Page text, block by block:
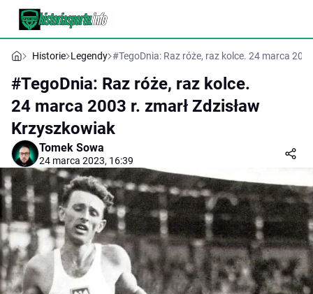
Historie Legendy #TegoDnia: Raz róże, raz kolce. 24 marca
#TegoDnia: Raz róże, raz kolce.
24 marca 2003 r. zmarł Zdzisław
Krzyszkowiak
Tomek Sowa
24 marca 2023, 16:39